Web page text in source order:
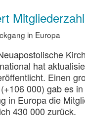
in Europa
hat
Einen
000) gab es
in Europa die
430 000 zurück.